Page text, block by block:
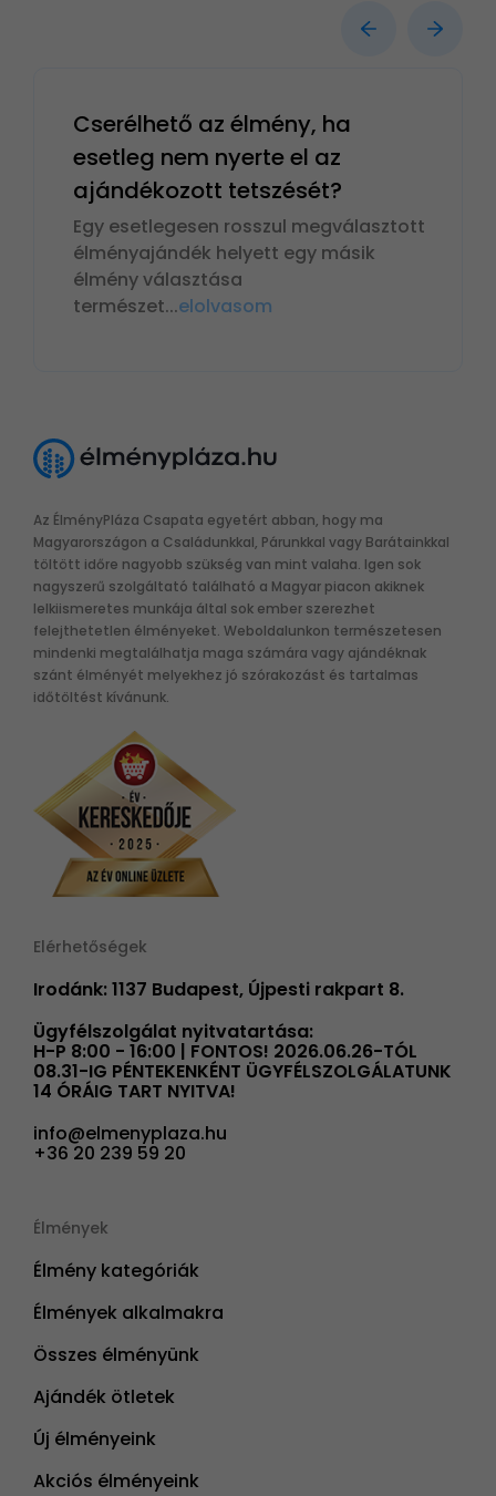
Cserélhető az élmény, ha
esetleg nem nyerte el az
ajándékozott tetszését?
Egy esetlegesen rosszul megválasztott
élményajándék helyett egy másik
élmény választása
természet...elolvasom
Az ÉlményPláza Csapata egyetért abban, hogy ma
Magyarországon a Családunkkal, Párunkkal vagy Barátainkkal
töltött időre nagyobb szükség van mint valaha. Igen sok
nagyszerű szolgáltató található a Magyar piacon akiknek
lelkiismeretes munkája által sok ember szerezhet
felejthetetlen élményeket. Weboldalunkon természetesen
mindenki megtalálhatja maga számára vagy ajándéknak
szánt élményét melyekhez jó szórakozást és tartalmas
időtöltést kívánunk.
Elérhetőségek
Irodánk: 1137 Budapest, Újpesti rakpart 8.
Ügyfélszolgálat nyitvatartása:
H-P 8:00 - 16:00 | FONTOS! 2026.06.26-TÓL
08.31-IG PÉNTEKENKÉNT ÜGYFÉLSZOLGÁLATUNK
14 ÓRÁIG TART NYITVA!
info@elmenyplaza.hu
+36 20 239 59 20
Élmények
Élmény kategóriák
Élmények alkalmakra
Összes élményünk
Ajándék ötletek
Új élményeink
Akciós élményeink